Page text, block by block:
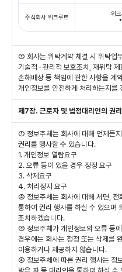
주식회사 위크루트
위
② 회사는 위탁계약 체결 시 위탁업
기술적 · 관리적 보호조치, 재위탁
손해배상 등 책임에 관한 사항을 계
개인정보를 안전하게 처리하는지를
제7장. 근로자 및 법정대리인의 권
① 정보주체는 회사에 대해 언제든
권리를 행사할 수 있습니다.
1. 개인정보 열람요구
2. 오류 등이 있을 경우 정정 요구
3. 삭제요구
4. 처리정지 요구
② 정보주체는 회사에 대해 서면, 전
통하여 권리 행사를 하실 수 있으며
조치하겠습니다.
③ 정보주체가 개인정보의 오류 등
경우에는 회사는 정정 또는 삭제를
이용하거나 제공하지 않습니다.
④ 정보주체에 따른 권리 행사는 정